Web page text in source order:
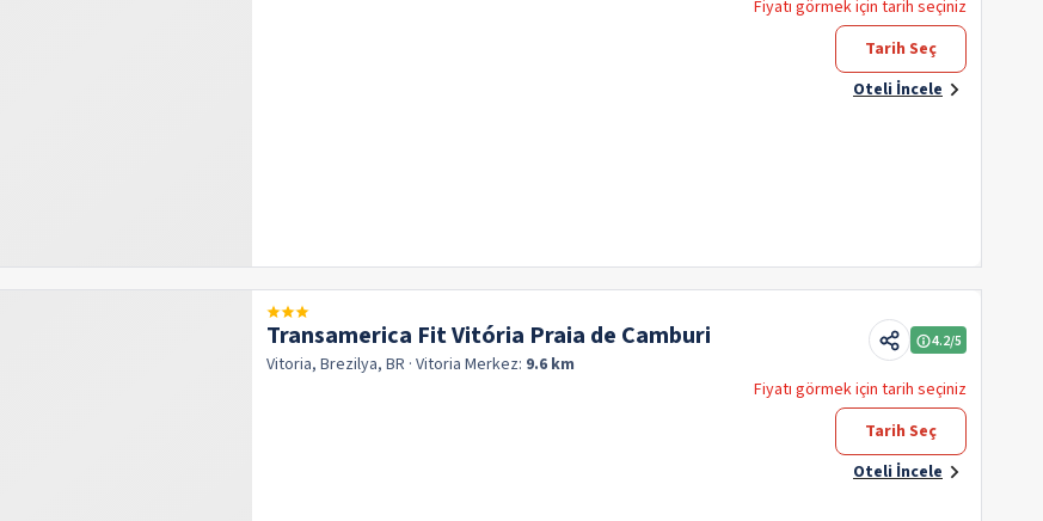
Fiyatı görmek için tarih seçiniz
Tarih Seç
Oteli İncele
Transamerica Fit Vitória Praia de Camburi
Vitoria, Brezilya, BR · Vitoria Merkez: 9.6 km
4.2/5
Fiyatı görmek için tarih seçiniz
Tarih Seç
Oteli İncele